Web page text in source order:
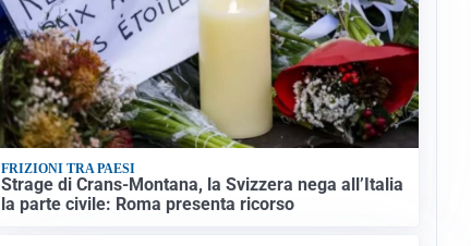
FRIZIONI TRA PAESI
Strage di Crans-Montana, la Svizzera nega all’Italia
la parte civile: Roma presenta ricorso